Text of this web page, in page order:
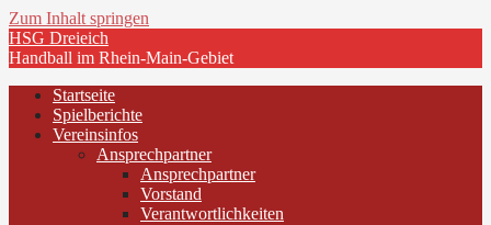
Zum Inhalt springen
HSG Dreieich
Handball im Rhein-Main-Gebiet
Startseite
Spielberichte
Vereinsinfos
Ansprechpartner
Ansprechpartner
Vorstand
Verantwortlichkeiten